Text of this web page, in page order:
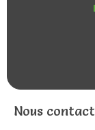
Nous